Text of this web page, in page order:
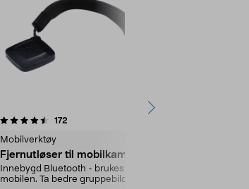
172
Mobilverktøy
Fjernutløser til mobilkamera
Innebygd Bluetooth - brukes til
mobilen. Ta bedre gruppebilder og
4.5 av 5 stjerner